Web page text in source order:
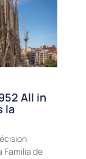
All in
la
Familia de